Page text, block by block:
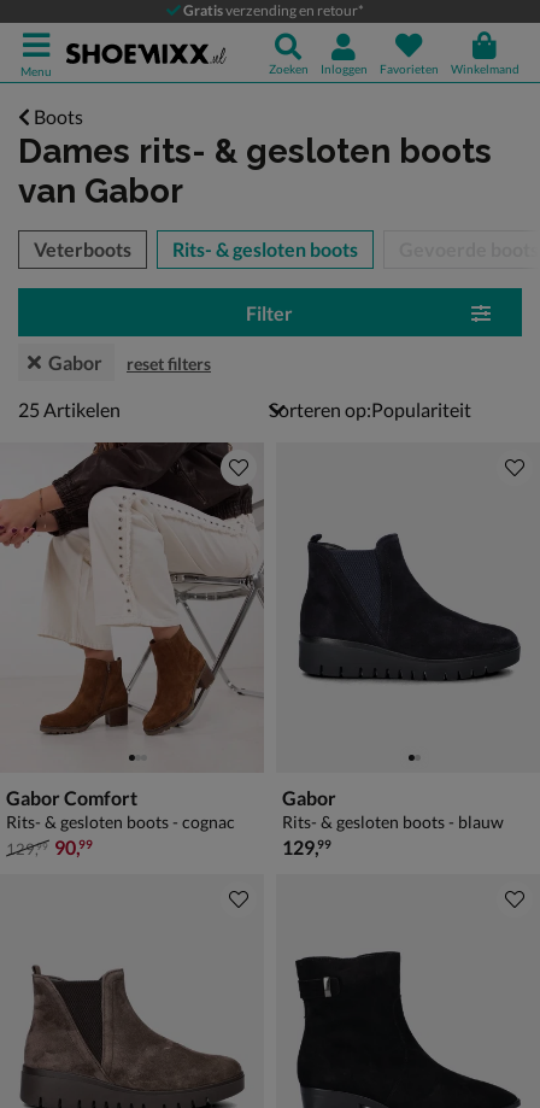
Gratisverzending en retour*
Menu Zoeken Inloggen Favorieten Winkelmand
Boots
Dames rits- & gesloten boots
van Gabor
over
Veterboots Rits- & gesloten boots
Filter
Gabor reset filters
25 artikelen
25 Artikelen Sorteren op:
Gabor Comfort
Rits- & gesloten boots - cognac
van € 129,99 voor € 90,99
129,99 90,99
Gabor
Rits- & gesloten boots - blauw
€ 129,99
129,99